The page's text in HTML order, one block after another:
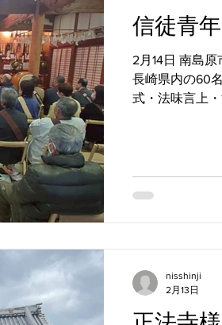
信徒青
2月14日 南島
長崎県内の60
式・法味言上
換をされてい
り、頭が下が
行道場を出た
場（修行場）
特に法話の歴
休憩を挟んで
nisshinji
2月13日